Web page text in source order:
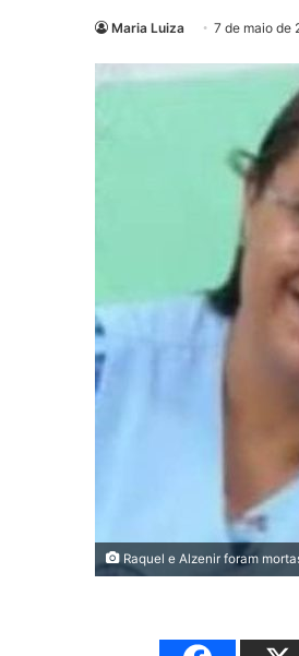
Maria Luiza 7 de maio de
Raquel e Alzenir foram